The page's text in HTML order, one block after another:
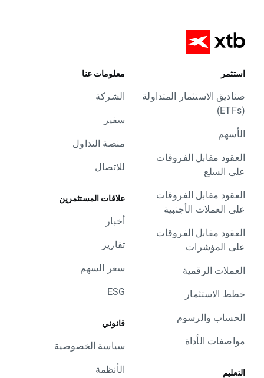
استثمر
صناديق الاستثمار المتداولة
(ETFs)
الأسهم
العقود مقابل الفروقات
على السلع
العقود مقابل الفروقات
على العملات الأجنبية
العقود مقابل الفروقات
على المؤشرات
العملات الرقمية
خطط الاستثمار
الحساب والرسوم
مواصفات الأداة
التعليم
معلومات عنا
الشركة
سفير
منصة التداول
للاتصال
علاقات المستثمرين
أخبار
تقارير
سعر السهم
ESG
قانوني
سياسة الخصوصية
الأنظمة